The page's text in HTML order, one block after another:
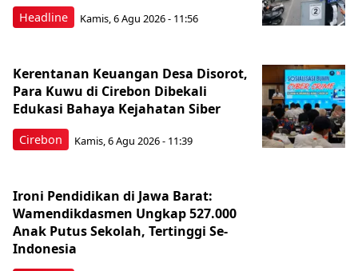
Headline Kamis, 6 Agu 2026 - 11:56
Cirebon
Kerentanan Keuangan Desa Disorot,
Para Kuwu di Cirebon Dibekali
Edukasi Bahaya Kejahatan Siber
Kamis, 6 Agu 2026 - 11:39
Ironi Pendidikan di Jawa Barat:
Wamendikdasmen Ungkap 527.000
Anak Putus Sekolah, Tertinggi Se-
Indonesia